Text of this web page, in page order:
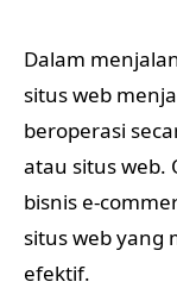
Dalam
situs web
beroperasi
atau situs web.
bisnis e-
situs web yang
efektif.